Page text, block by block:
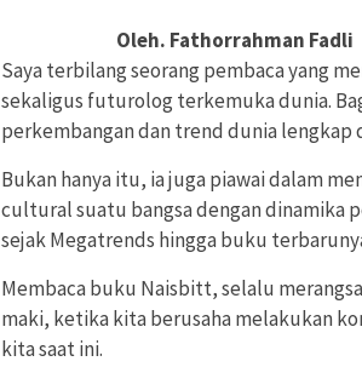
Oleh. Fathorrahman Fadli
Saya terbilang seorang pembaca yang
sekaligus futurolog terkemuka dunia.
perkembangan dan trend dunia lengkap
Bukan hanya itu, ia juga piawai dalam
cultural suatu bangsa dengan dinamika
sejak Megatrends hingga buku
Membaca buku Naisbitt, selalu
maki, ketika kita berusaha melakukan
kita saat ini.